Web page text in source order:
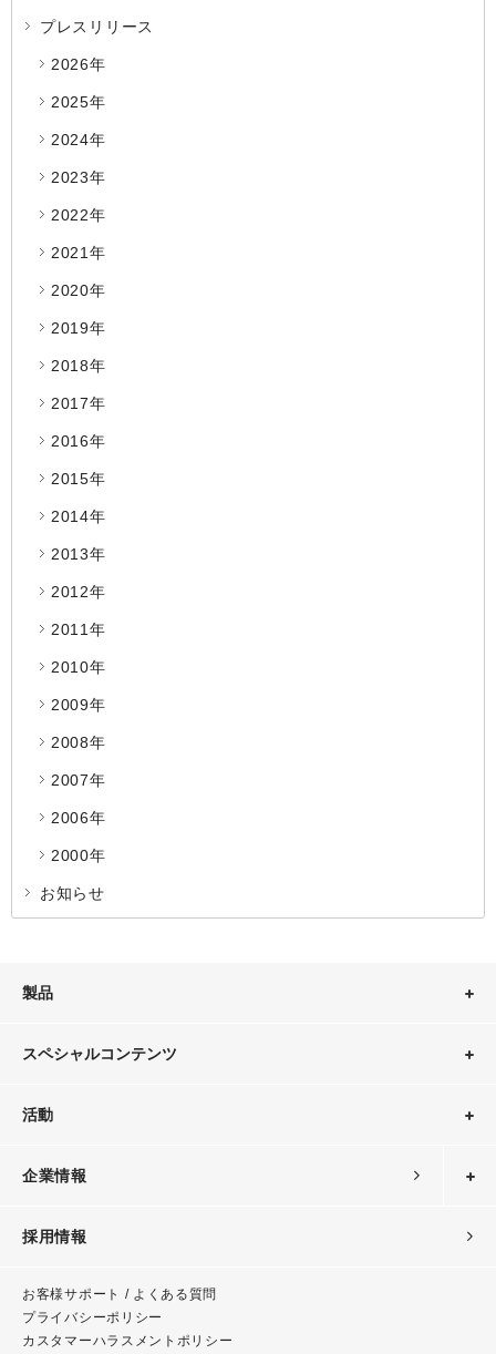
プレスリリース
2026年
2025年
2024年
2023年
2022年
2021年
2020年
2019年
2018年
2017年
2016年
2015年
2014年
2013年
2012年
2011年
2010年
2009年
2008年
2007年
2006年
2000年
お知らせ
製品
スペシャルコンテンツ
活動
企業情報
採用情報
お客様サポート / よくある質問
プライバシーポリシー
カスタマーハラスメント ポリシー